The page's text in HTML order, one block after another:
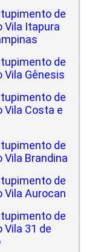
de
Vila Itapura
de
Vila Gênesis
de
Vila Costa e
de
Vila Brandina
de
Vila Aurocan
de
Vila 31 de